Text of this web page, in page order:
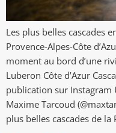
Les plus belles cascades
Provence-Alpes-Côte
moment au bord d’une
Luberon Côte d’Azur
publication sur Instagram
Maxime Tarcoud
plus belles cascades de